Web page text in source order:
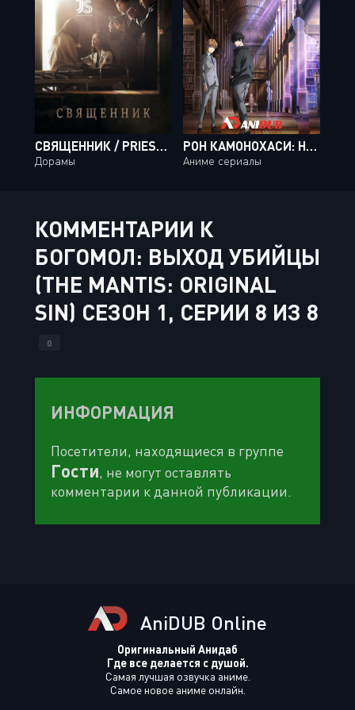
СВЯЩЕННИК / PRIEST [03 ИЗ 16]
Дорамы
РОН КАМОНОХАСИ: НЕВМЕНЯЕМЫЙ ДЕТЕКТИВ / KAMONOHASHI RON NO KINDAN SUIRI [13 ИЗ 13]
Аниме сериалы
КОММЕНТАРИИ К
БОГОМОЛ: ВЫХОД УБИЙЦЫ
(THE MANTIS: ORIGINAL
SIN) СЕЗОН 1, СЕРИИ 8 ИЗ 8
0
ИНФОРМАЦИЯ
Посетители, находящиеся в группе
Гости, не могут оставлять
комментарии к данной публикации.
AniDUB Online
Оригинальный Анидаб
Где все делается с душой.
Самая лучшая озвучка аниме.
Самое новое аниме онлайн.